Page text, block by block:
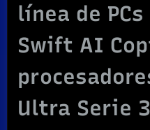
línea de
Swift AI
Ultra Serie 3